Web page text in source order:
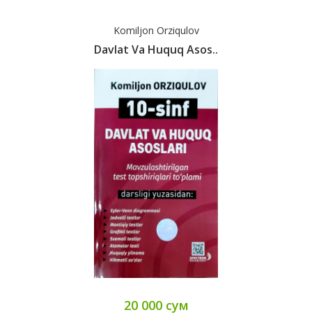
Komiljon Orziqulov
Davlat Va Huquq Asos..
20 000 сум